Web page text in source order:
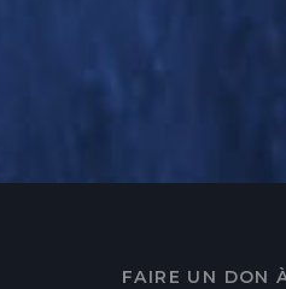
FAIRE UN DON